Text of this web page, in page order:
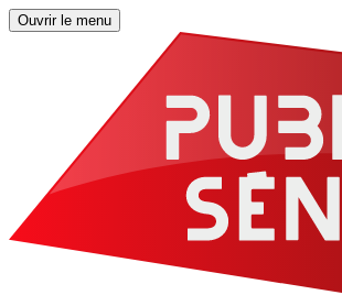
Ouvrir le menu